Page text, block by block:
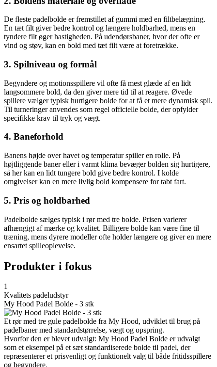
De fleste padelbolde er fremstillet af gummi med en filtbelægning.
En tæt filt giver bedre kontrol og længere holdbarhed, mens en
tyndere filt øger hastigheden. På udendørsbaner, hvor der ofte er
vind og støv, kan en bold med tæt filt være at foretrække.
3. Spilniveau og formål
Begyndere og motionsspillere vil ofte få mest glæde af en lidt
langsommere bold, da den giver mere tid til at reagere. Øvede
spillere vælger typisk hurtigere bolde for at få et mere dynamisk spil.
Til turneringer anvendes som regel officielle bolde, der opfylder
specifikke krav til tryk og vægt.
4. Baneforhold
Banens højde over havet og temperatur spiller en rolle. På
højtliggende baner eller i varmt klima bevæger bolden sig hurtigere,
så her kan en lidt tungere bold give bedre kontrol. I kolde
omgivelser kan en mere livlig bold kompensere for tabt fart.
5. Pris og holdbarhed
Padelbolde sælges typisk i rør med tre bolde. Prisen varierer
afhængigt af mærke og kvalitet. Billigere bolde kan være fine til
træning, mens dyrere modeller ofte holder længere og giver en mere
ensartet spilleoplevelse.
Produkter i fokus
1
Kvalitets padeludstyr
My Hood Padel Bolde - 3 stk
Et rør med tre gule padelbolde fra My Hood, udviklet til brug på
padelbaner med standardstørrelse, vægt og opspring.
Hvorfor den er blevet udvalgt: My Hood Padel Bolde er udvalgt
som et eksempel på et sæt standardiserede bolde til padel, der
repræsenterer et prisvenligt og funktionelt valg til både fritidsspillere
og begyndere.